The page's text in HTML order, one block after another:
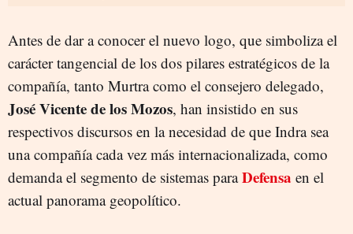
Antes de dar a conocer el nuevo logo, que simboliza el
carácter tangencial de los dos pilares estratégicos de la
compañía, tanto Murtra como el consejero delegado,
José Vicente de los Mozos, han insistido en sus
respectivos discursos en la necesidad de que Indra sea
una compañía cada vez más internacionalizada, como
demanda el segmento de sistemas paraDefensa en el
actual panorama geopolítico.